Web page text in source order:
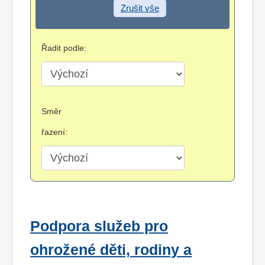
Zrušit vše
Řadit podle:
Směr
řazení:
Podpora služeb pro
ohrožené děti, rodiny a